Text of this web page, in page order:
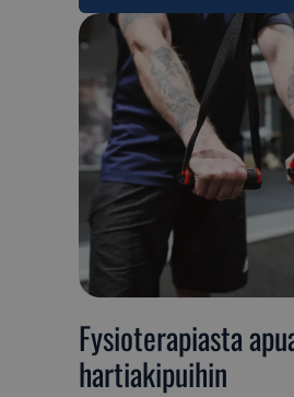
Fysioterapiasta
hartiakipuihin